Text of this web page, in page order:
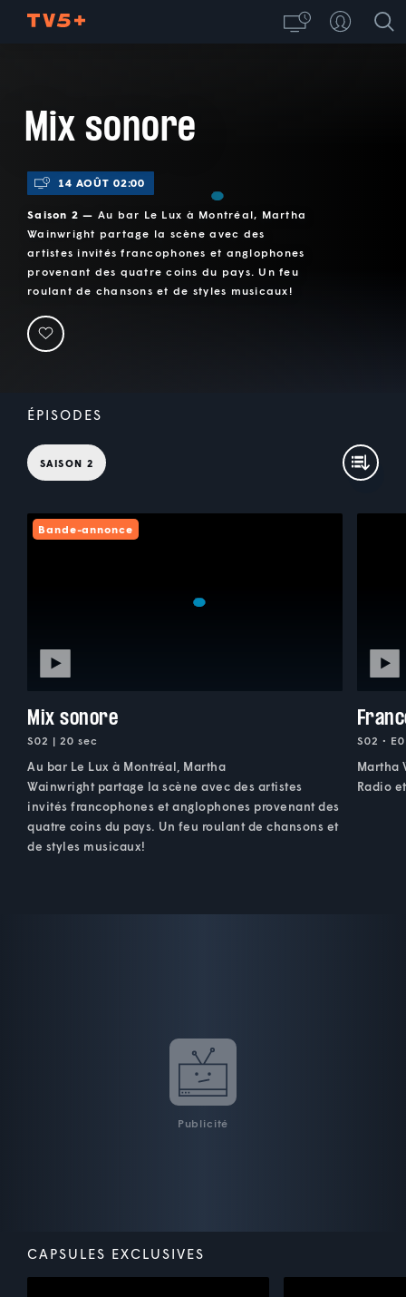
Mix sonore
14 AOÛT 02:00
Saison 2 — Au bar Le Lux à Montréal, Martha
Wainwright partage la scène avec des
artistes invités francophones et anglophones
provenant des quatre coins du pays. Un feu
roulant de chansons et de styles musicaux!
ÉPISODES
SAISON 2
Bande-annonce
Mix sonore
S02 | 20 sec
Au bar Le Lux à Montréal, Martha
Wainwright partage la scène avec des artistes
invités francophones et anglophones provenant des
quatre coins du pays. Un feu roulant de chansons et
de styles musicaux!
S02 •
Martha
Radio
Publicité
CAPSULES EXCLUSIVES